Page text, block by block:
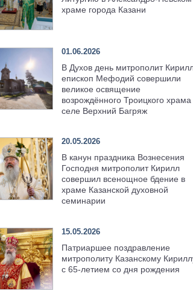
храме города Казани
01.06.2026
В Духов день митрополит
епископ Мефодий совершили
великое освящение
возрождённого Троицкого храма
селе Верхний Багряж
20.05.2026
В канун праздника Вознесения
Господня митрополит Кирилл
совершил всенощное бдение в
храме Казанской духовной
семинарии
15.05.2026
Патриаршее поздравление
митрополиту Казанскому
с 65-летием со дня рождения